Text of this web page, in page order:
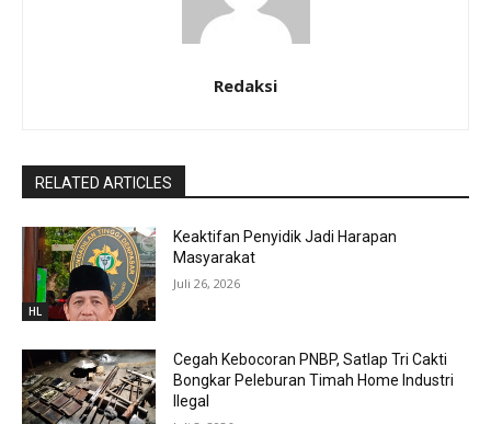
Redaksi
RELATED ARTICLES
HL
Keaktifan Penyidik Jadi Harapan
Masyarakat
Juli 26, 2026
Cegah Kebocoran PNBP, Satlap Tri Cakti
Bongkar Peleburan Timah Home Industri
Ilegal